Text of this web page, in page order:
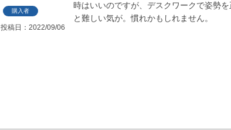
購入者
投稿日 2022/09/06
時はいいのですが、デスクワークで姿勢
と難しい気が。慣れかもしれません。